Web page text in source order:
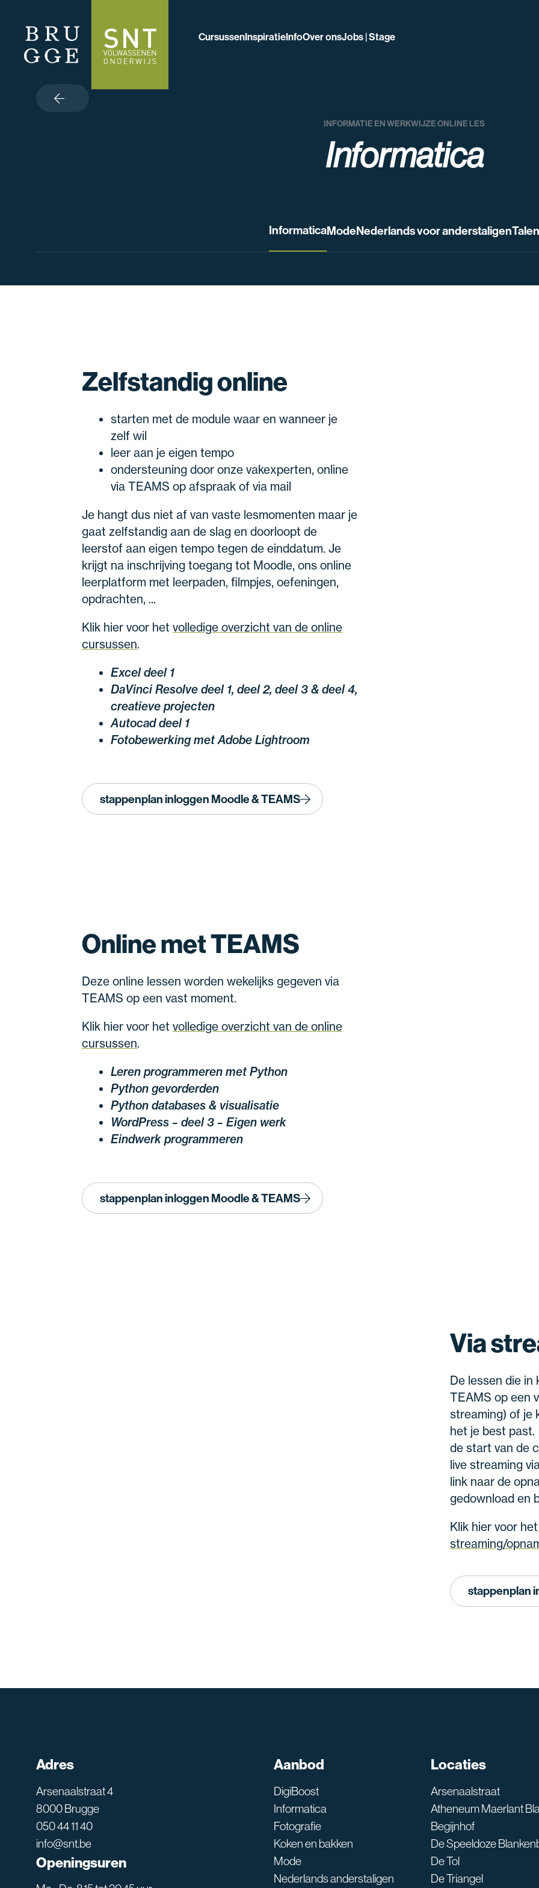
CursussenInspiratieInfoOver onsJobs | Stage
INFORMATIE EN WERKWIJZE ONLINE LES
Informatica
InformaticaModeNederlands voor anderstaligenTalen
Zelfstandig online
starten met de module waar en wanneer je
zelf wil
leer aan je eigen tempo
ondersteuning door onze vakexperten, online
via TEAMS op afspraak of via mail
Je hangt dus niet af van vaste lesmomenten maar je
gaat zelfstandig aan de slag en doorloopt de
leerstof aan eigen tempo tegen de einddatum. Je
krijgt na inschrijving toegang tot Moodle, ons online
leerplatform met leerpaden, filmpjes, oefeningen,
opdrachten, ...
Klik hier voor het volledige overzicht van de online
cursussen.
Excel deel 1
DaVinci Resolve deel 1, deel 2, deel 3 & deel 4,
creatieve projecten
Autocad deel 1
Fotobewerking met Adobe Lightroom
stappenplan inloggen Moodle & TEAMS
Online met TEAMS
Deze online lessen worden wekelijks gegeven via
TEAMS op een vast moment.
Klik hier voor het volledige overzicht van de online
cursussen.
Leren programmeren met Python
Python gevorderden
Python databases & visualisatie
WordPress – deel 3 – Eigen werk
Eindwerk programmeren
stappenplan inloggen Moodle & TEAMS
Via
De lessen die in
TEAMS op een
streaming) of je
het je best
de start van de
live streaming
link naar de
gedownload en
Klik hier voor het
streaming/
stappenplan
Adres
Arsenaalstraat 4
8000 Brugge
050 44 11 40
info@snt.be
Openingsuren
Aanbod
DigiBoost
Informatica
Fotografie
Koken en bakken
Mode
Nederlands anderstaligen
Locaties
Arsenaalstraat
Atheneum Maerlant
Begijnhof
De Speeldoze
De Tol
De Triangel
SNT assistent